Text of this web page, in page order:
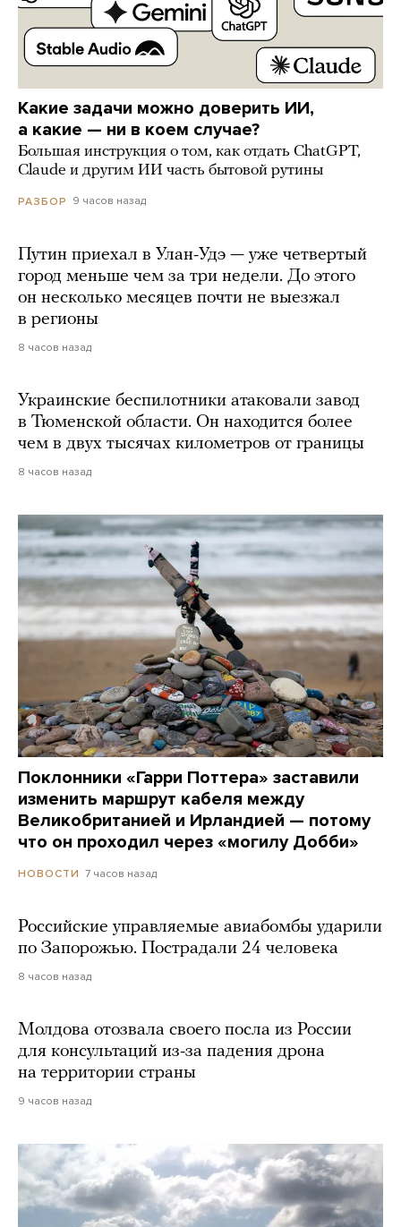
Какие задачи можно доверить ИИ,
а какие — ни в коем случае?
Большая инструкция о том, как отдать ChatGPT,
Claude и другим ИИ часть бытовой рутины
РАЗБОР 9 часов назад
Путин приехал в Улан-Удэ — уже четвертый
город меньше чем за три недели. До этого
он несколько месяцев почти не выезжал
в регионы
8 часов назад
Украинские беспилотники атаковали завод
в Тюменской области. Он находится более
чем в двух тысячах километров от границы
8 часов назад
Поклонники «Гарри Поттера» заставили
изменить маршрут кабеля между
Великобританией и Ирландией — потому
что он проходил через «могилу Добби»
НОВОСТИ 7 часов назад
Российские управляемые авиабомбы ударили
по Запорожью. Пострадали 24 человека
8 часов назад
Молдова отозвала своего посла из России
для консультаций из-за падения дрона
на территории страны
9 часов назад